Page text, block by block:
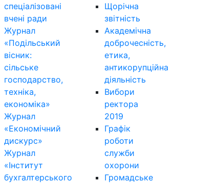
спеціалізовані
вчені ради
Журнал
«Подільський
вісник:
сільське
господарство,
техніка,
економіка»
Журнал
«Економічний
дискурс»
Журнал
«Інститут
бухгалтерського
Щорічна
звітність
Академічна
доброчесність,
етика,
антикорупційна
діяльність
Вибори
ректора
2019
Графік
роботи
служби
охорони
Громадське